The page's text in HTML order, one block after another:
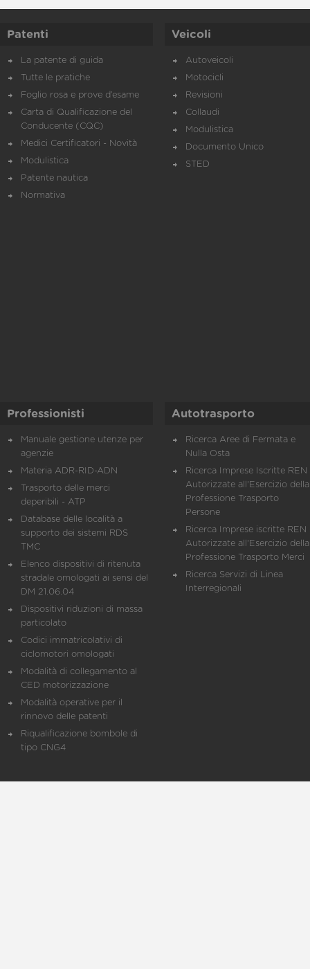
Patenti
La patente di guida
Tutte le pratiche
Foglio rosa e prove d’esame
Carta di Qualificazione del
Conducente (CQC)
Medici Certificatori - Novità
Modulistica
Patente nautica
Normativa
Veicoli
Autoveicoli
Motocicli
Revisioni
Collaudi
Modulistica
Documento Unico
STED
Professionisti
Manuale gestione utenze per
agenzie
Materia ADR-RID-ADN
Trasporto delle merci
deperibili - ATP
Database delle località a
supporto dei sistemi RDS
TMC
Elenco dispositivi di ritenuta
stradale omologati ai sensi del
DM 21.06.04
Dispositivi riduzioni di massa
particolato
Codici immatricolativi di
ciclomotori omologati
Modalità di collegamento al
CED motorizzazione
Modalità operative per il
rinnovo delle patenti
Riqualificazione bombole di
tipo CNG4
Autotrasporto
Ricerca Aree di Fermata e
Nulla Osta
Ricerca Imprese Iscritte REN
Autorizzate all'Esercizio della
Professione Trasporto
Persone
Ricerca Imprese iscritte REN
Autorizzate all'Esercizio della
Professione Trasporto Merci
Ricerca Servizi di Linea
Interregionali